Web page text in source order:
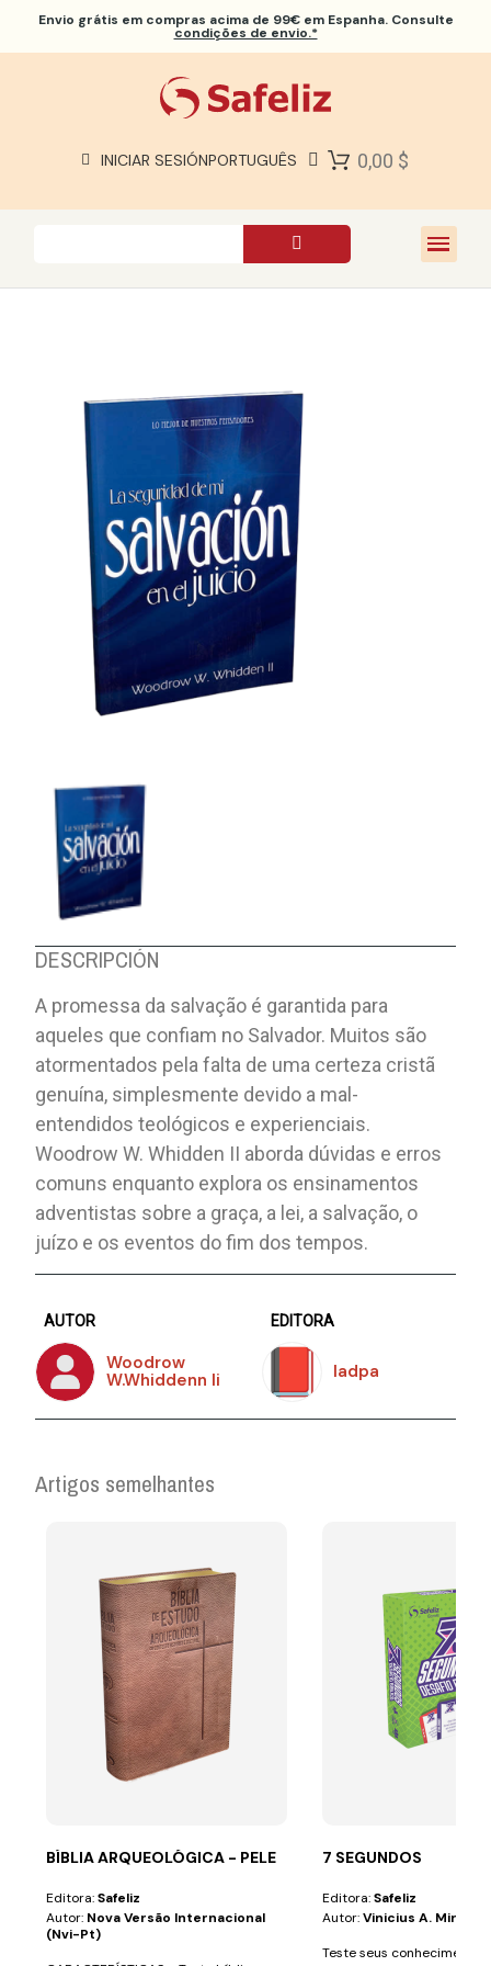
Envio grátis em compras acima de 99€ em Espanha. Consulte
condições de envio.*
INICIAR SESIÓNPORTUGUÊS 0,00 $
SOBRE NÓS
DESCRIPCIÓN
A promessa da salvação é garantida para
aqueles que confiam no Salvador. Muitos são
atormentados pela falta de uma certeza cristã
genuína, simplesmente devido a mal-
entendidos teológicos e experienciais.
Woodrow W. Whidden II aborda dúvidas e erros
comuns enquanto explora os ensinamentos
adventistas sobre a graça, a lei, a salvação, o
juízo e os eventos do fim dos tempos.
AUTOR
Woodrow
W.Whiddenn Ii
EDITORA
Iadpa
Artigos semelhantes
BÍBLIA ARQUEOLÓGICA - PELE
Editora:Safeliz
Autor: Nova Versão Internacional
(nvi-Pt)
7 SEGUNDOS
Editora:Safeliz
Autor:Vinicius A. Miranda
Teste seus